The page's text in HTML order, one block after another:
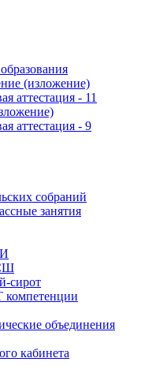
(изложение)
аттестация - 11
аттестация - 9
собраний
занятия
сирот
объединения
кабинета